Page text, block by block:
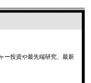
ー投資や最先端研究、最新